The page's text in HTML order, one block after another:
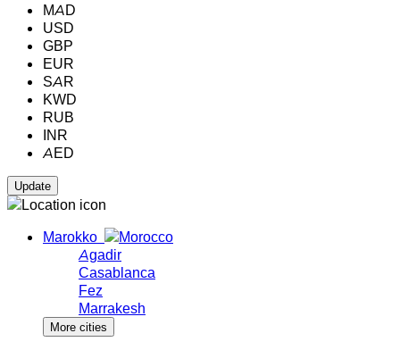
MAD
USD
GBP
EUR
SAR
KWD
RUB
INR
AED
Marokko
Agadir
Casablanca
Fez
Marrakesh
More cities